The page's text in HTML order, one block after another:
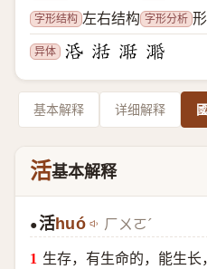
字形结构 左右结构 字形分析
异体
基本解释 详细解释
活基本解释
●活huó ㄏㄨㄛˊ
生存，有生命的，能生长